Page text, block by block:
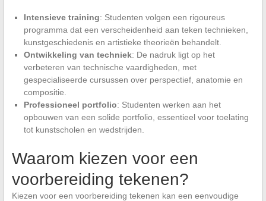
Intensieve training: Studenten volgen een rigoureus
programma dat een verscheidenheid aan teken technieken,
kunstgeschiedenis en artistieke theorieën behandelt.
Ontwikkeling van techniek: De nadruk ligt op het
verbeteren van technische vaardigheden, met
gespecialiseerde cursussen over perspectief, anatomie en
compositie.
Professioneel portfolio: Studenten werken aan het
opbouwen van een solide portfolio, essentieel voor toelating
tot kunstscholen en wedstrijden.
Waarom kiezen voor een
voorbereiding tekenen?
Kiezen voor een voorbereiding tekenen kan een eenvoudige